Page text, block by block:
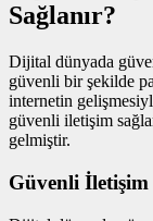
Sağlanır?
Dijital dünyada
güvenli bir şekilde
internetin
güvenli iletişim
gelmiştir.
Güvenli İletişim